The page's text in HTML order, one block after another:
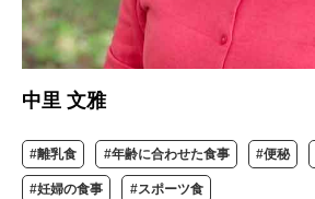
中里 文雅
#離乳食 #年齢に合わせた食事 #便秘
#妊婦の食事 #スポーツ食